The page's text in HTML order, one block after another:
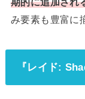
み要素も豊富に
『レイド: